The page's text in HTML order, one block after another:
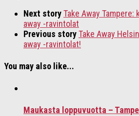
Next storyTake Away
away -ravintolat
Previous storyTake Away
away -ravintolat!
You may also like...
Maukasta loppuvuotta –